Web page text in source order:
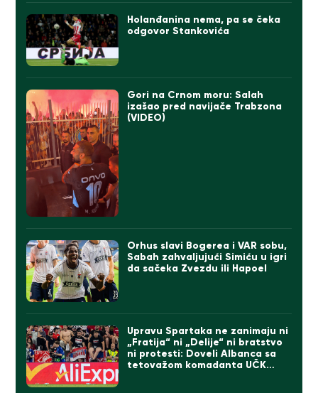
Holanđanina nema, pa se čeka
odgovor Stankovića
Gori na Crnom moru: Salah
izašao pred navijače Trabzona
(VIDEO)
Orhus slavi Bogerea i VAR sobu,
Sabah zahvaljujući Simiću u igri
da sačeka Zvezdu ili Hapoel
Upravu Spartaka ne zanimaju ni
„Fratija“ ni „Delije“ ni bratstvo
ni protesti: Doveli Albanca sa
tetovažom komadanta UČK